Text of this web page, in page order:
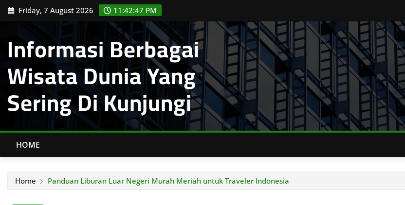
Skip Friday, 7 August 2026 11:42:48 PM
Informasi Berbagai
Wisata Dunia Yang
Sering Di Kunjungi
HOME
Home Panduan Liburan Luar Negeri Murah Meriah untuk Traveler Indonesia